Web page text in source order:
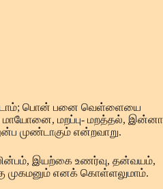
பொன் பனை வெள்ளையை
மாயோனை, மறப்பு- மறத்தல், இன்னா
முண்டாகும் என்றவாறு.
இயற்கை உணர்வு, தன்வயம்,
முகமனும் எனக் கொள்ளலுமாம்.